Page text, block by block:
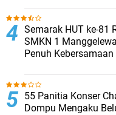
Semarak HUT ke-81
SMKN 1
Penuh Kebersamaan
55 Panitia Konser
Dompu Mengaku